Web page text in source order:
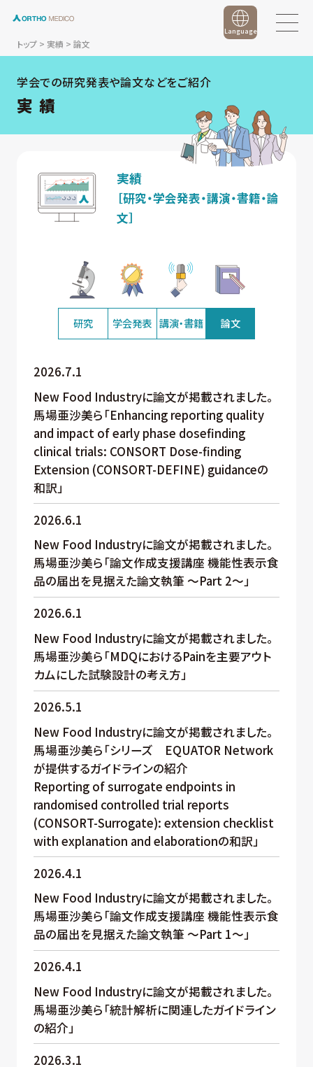
トップ> 実績 > 論文
Language
学会での研究発表や論文などをご紹介
実 績
実績
［研究・学会発表・講演・書籍・論
文］
研究 学会発表 講演・書籍 論文
2026.7.1
New Food Industryに論文が掲載されました。
馬場亜沙美ら「Enhancing reporting quality
and impact of early phase dosefinding
clinical trials: CONSORT Dose-finding
Extension (CONSORT-DEFINE) guidanceの
和訳」
2026.6.1
New Food Industryに論文が掲載されました。
馬場亜沙美ら「論文作成支援講座 機能性表示食
品の届出を見据えた論文執筆 ～Part 2～」
2026.6.1
New Food Industryに論文が掲載されました。
馬場亜沙美ら「MDQにおけるPainを主要アウト
カムにした試験設計の考え方」
2026.5.1
New Food Industryに論文が掲載されました。
馬場亜沙美ら「シリーズ EQUATOR Network
が提供するガイドラインの紹介
Reporting of surrogate endpoints in
randomised controlled trial reports
(CONSORT-Surrogate): extension checklist
with explanation and elaborationの和訳」
2026.4.1
New Food Industryに論文が掲載されました。
馬場亜沙美ら「論文作成支援講座 機能性表示食
品の届出を見据えた論文執筆 ～Part 1～」
2026.4.1
New Food Industryに論文が掲載されました。
馬場亜沙美ら「統計解析に関連したガイドライン
の紹介」
2026.3.1